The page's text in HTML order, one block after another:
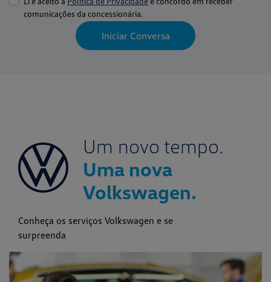
comunicações da concessionária.
Iniciar Conversa
Um novo tempo.
Uma nova
Volkswagen.
Conheça os serviços Volkswagen e se
surpreenda